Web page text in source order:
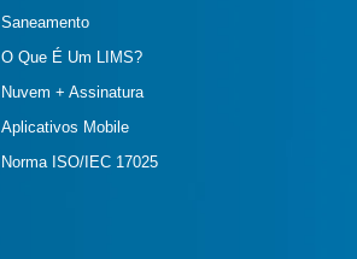
Saneamento
O Que É Um LIMS?
Nuvem + Assinatura
Aplicativos Mobile
Norma ISO/IEC 17025